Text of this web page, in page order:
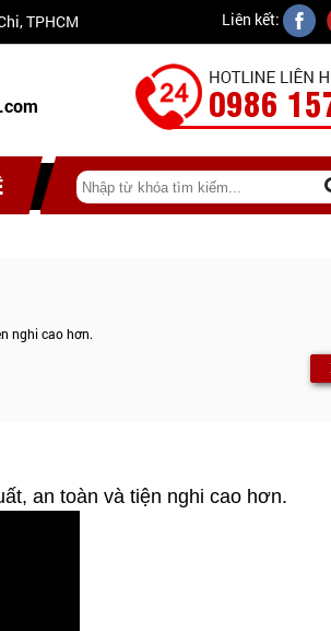
0986
Liên kết:
TPHCM
nghi cao hơn.
an toàn và tiện nghi cao hơn.